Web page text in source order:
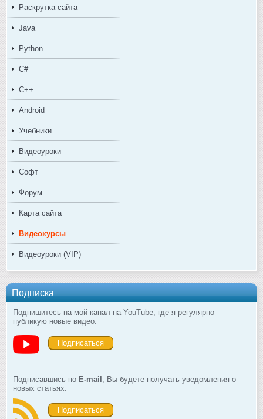
Раскрутка сайта
Java
Python
C#
C++
Android
Учебники
Видеоуроки
Софт
Форум
Карта сайта
Видеокурсы
Видеоуроки (VIP)
Подписка
Подпишитесь на мой канал на YouTube, где я регулярно
публикую новые видео.
Подписаться
Подписавшись по E-mail , Вы будете получать уведомления о
новых статьях.
Подписаться